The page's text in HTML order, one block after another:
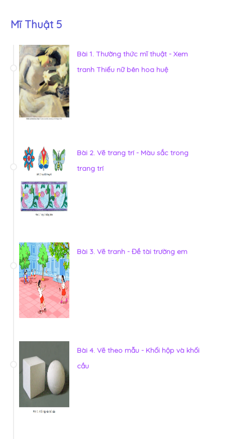
Mĩ Thuật 5
Bài 1. Thường thức mĩ thuật - Xem
tranh Thiếu nữ bên hoa huệ
Bài 2. Vẽ trang trí - Màu sắc trong
trang trí
Bài 3. Vẽ tranh - Đề tài trường em
Bài 4. Vẽ theo mẫu - Khối hộp và khối
cầu